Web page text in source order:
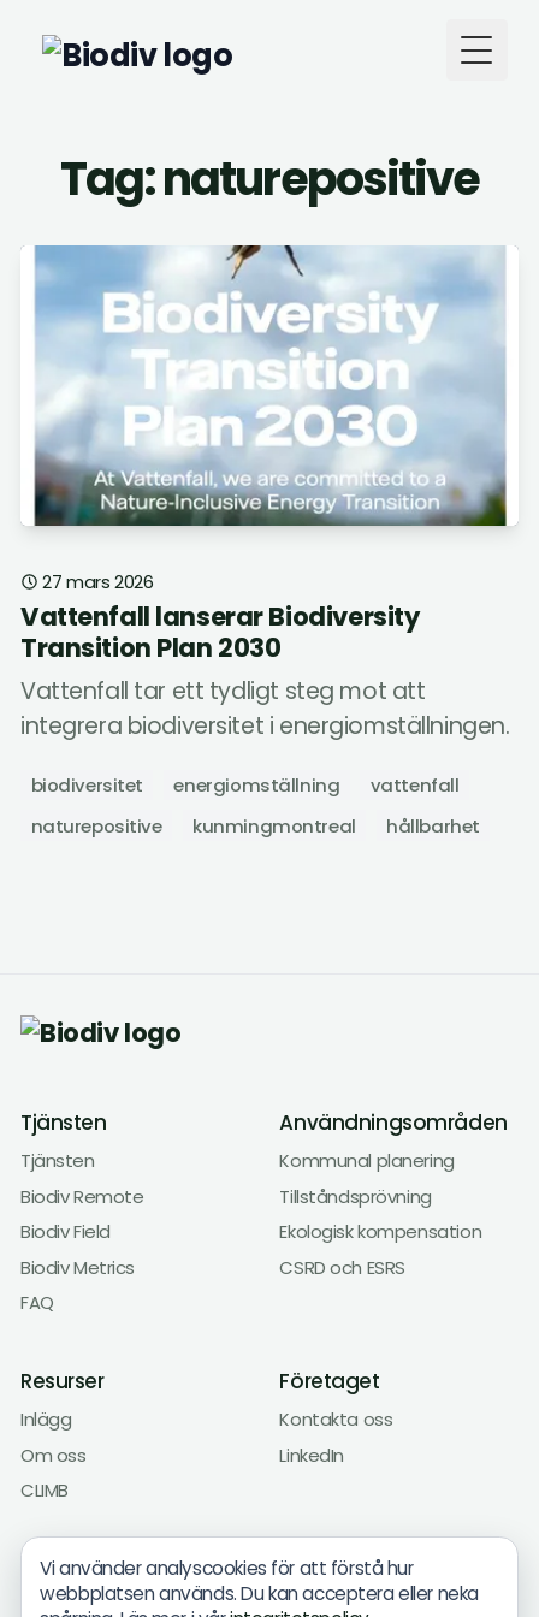
Tag: naturepositive
27 mars 2026
Vattenfall lanserar Biodiversity
Transition Plan 2030
Vattenfall tar ett tydligt steg mot att
integrera biodiversitet i energiomställningen.
biodiversitet energiomställning
vattenfall
naturepositive
kunmingmontreal hållbarhet
Tjänsten
Tjänsten
Biodiv Remote
Biodiv Field
Biodiv Metrics
FAQ
Användningsområden
Kommunal planering
Tillståndsprövning
Ekologisk kompensation
CSRD och ESRS
Resurser
Inlägg
Om oss
CLIMB
Företaget
Kontakta oss
LinkedIn
Vi använder analyscookies för att förstå hur
webbplatsen används. Du kan acceptera eller neka